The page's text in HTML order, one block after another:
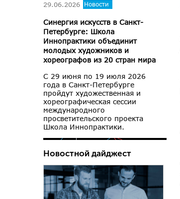
29.06.2026 Новости
Синергия искусств в Санкт-
Петербурге: Школа
Иннопрактики объединит
молодых художников и
хореографов из 20 стран мира
С 29 июня по 19 июля 2026
года в Санкт-Петербурге
пройдут художественная и
хореографическая сессии
международного
просветительского проекта
Школа Иннопрактики.
Новостной дайджест